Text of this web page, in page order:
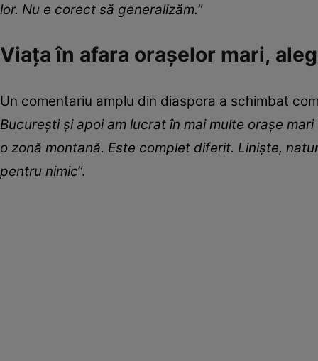
lor. Nu e corect să generalizăm.”
Viața în afara orașelor mari,
Un comentariu amplu din diaspora a schimbat
București și apoi am lucrat în mai multe orașe
o zonă montană. Este complet diferit. Liniște,
pentru nimic”.